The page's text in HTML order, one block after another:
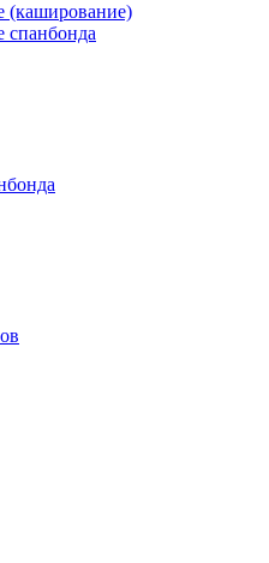
(каширование)
спанбонда